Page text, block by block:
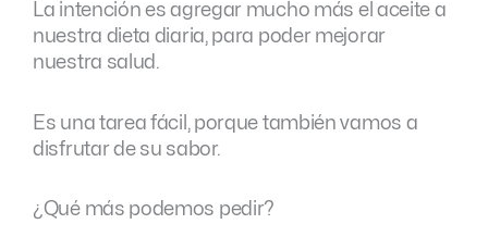
La intención es agregar mucho más el aceite a
nuestra dieta diaria, para poder mejorar
nuestra salud.
Es una tarea fácil, porque también vamos a
disfrutar de su sabor.
¿Qué más podemos pedir?